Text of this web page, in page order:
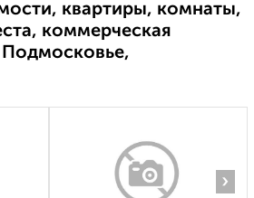
квартиры, комнаты,
коммерческая
›